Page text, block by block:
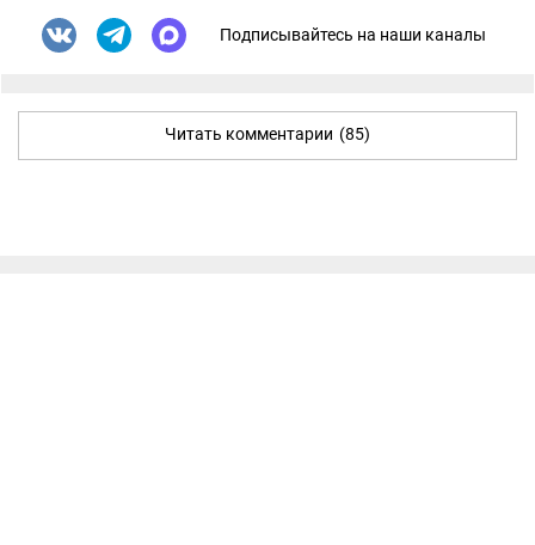
Подписывайтесь на наши каналы
Читать комментарии (85)